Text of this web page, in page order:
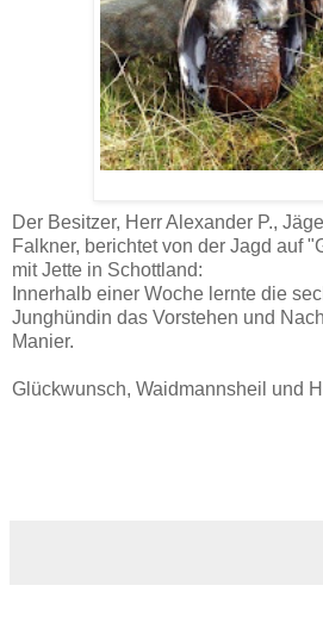
Der Besitzer, Herr Alexander P.,
Falkner, berichtet von der Jagd auf
mit Jette in Schottland:
Innerhalb einer Woche lernte die
Junghündin das Vorstehen und
Manier.
Glückwunsch, Waidmannsheil und